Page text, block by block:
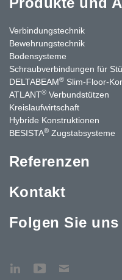
Verbindungstechnik
Bewehrungstechnik
Bodensysteme
Schraubverbindungen für
DELTABEAM® Slim-Floor-
ATLANT® Verbundstützen
Kreislaufwirtschaft
Hybride Konstruktionen
BESISTA® Zugstabsysteme
Referenzen
Kontakt
Folgen Sie uns